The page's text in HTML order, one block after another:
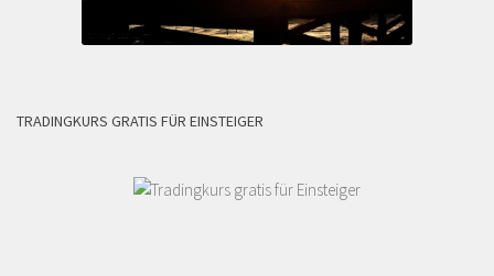
TRADINGKURS GRATIS FÜR EINSTEIGER